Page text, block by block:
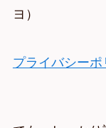
ヨ）
プライバシーポ